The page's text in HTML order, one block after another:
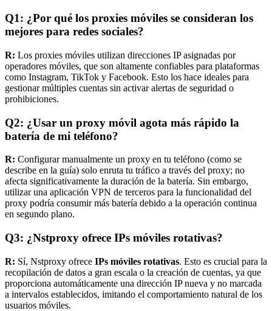
Q1: ¿Por qué los proxies móviles se consideran los
mejores para redes sociales?
R: Los proxies móviles utilizan direcciones IP asignadas por
operadores móviles, que son altamente confiables para plataformas
como Instagram, TikTok y Facebook. Esto los hace ideales para
gestionar múltiples cuentas sin activar alertas de seguridad o
prohibiciones.
Q2: ¿Usar un proxy móvil agota más rápido la
batería de mi teléfono?
R: Configurar manualmente un proxy en tu teléfono (como se
describe en la guía) solo enruta tu tráfico a través del proxy; no
afecta significativamente la duración de la batería. Sin embargo,
utilizar una aplicación VPN de terceros para la funcionalidad del
proxy podría consumir más batería debido a la operación continua
en segundo plano.
Q3: ¿Nstproxy ofrece IPs móviles rotativas?
R: Sí, Nstproxy ofrece IPs móviles rotativas. Esto es crucial para la
recopilación de datos a gran escala o la creación de cuentas, ya que
proporciona automáticamente una dirección IP nueva y no marcada
a intervalos establecidos, imitando el comportamiento natural de los
usuarios móviles.